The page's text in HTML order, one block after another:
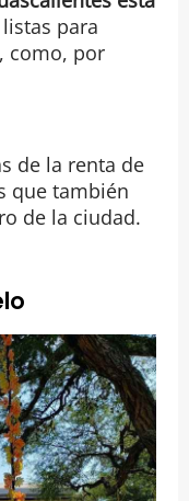
para
como, por
de la renta de
que también
de la ciudad.